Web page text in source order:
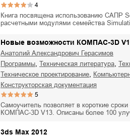
4
Книга посвящена использованию САПР
расчетными модулями семейства
Новые возможности КОМПАС-3D
Анатолий Александрович Герасимов
программы
техническая литература
техническое проектирование
конструкторская документация
5
Самоучитель позволяет в короткие
КОМПАС-3D V13. Описаны более 100
3ds Max 2012